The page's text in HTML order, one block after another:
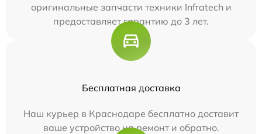
оригинальные запчасти техники Infratech и
предоставляет гарантию до 3 лет.
Бесплатная доставка
Наш курьер в Краснодаре бесплатно доставит
ваше устройство на ремонт и обратно.